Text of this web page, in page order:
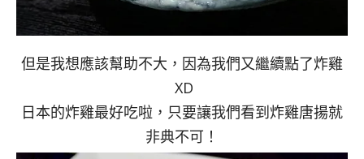
但是我想應該幫助不大，因為我們又繼續點了炸雞
XD
日本的炸雞最好吃啦，只要讓我們看到炸雞唐揚就
非典不可！